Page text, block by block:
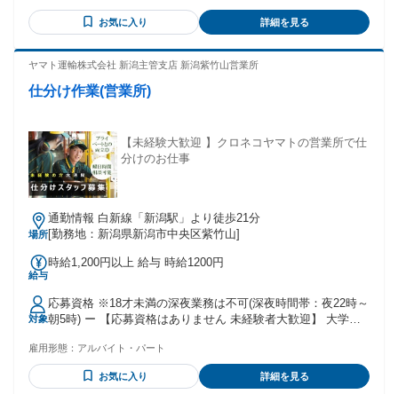
お気に入り 詳細を見る
ヤマト運輸株式会社 新潟主管支店 新潟紫竹山営業所
仕分け作業(営業所)
【未経験大歓迎 】クロネコヤマトの営業所で仕
分けのお仕事
場所
通勤情報 白新線「新潟駅」より徒歩21分
[勤務地：新潟県新潟市中央区紫竹山]
給与
時給1,200円以上 給与 時給1200円
対象
応募資格 ※18才未満の深夜業務は不可(深夜時間帯：夜22時～
朝5時) ー 【応募資格はありません 未経験者大歓迎】 大学生 /
養範囲内 /Wワーク・副業も相談可能 (一部社内規定による) ◆
ハローワークでお仕事探し中の方にもおすすめ ◆中高年の方
も多数活躍しています。 【先輩スタッフさんの職歴例】 全く
雇用形態： アルバイト・パート
お気に入り 詳細を見る